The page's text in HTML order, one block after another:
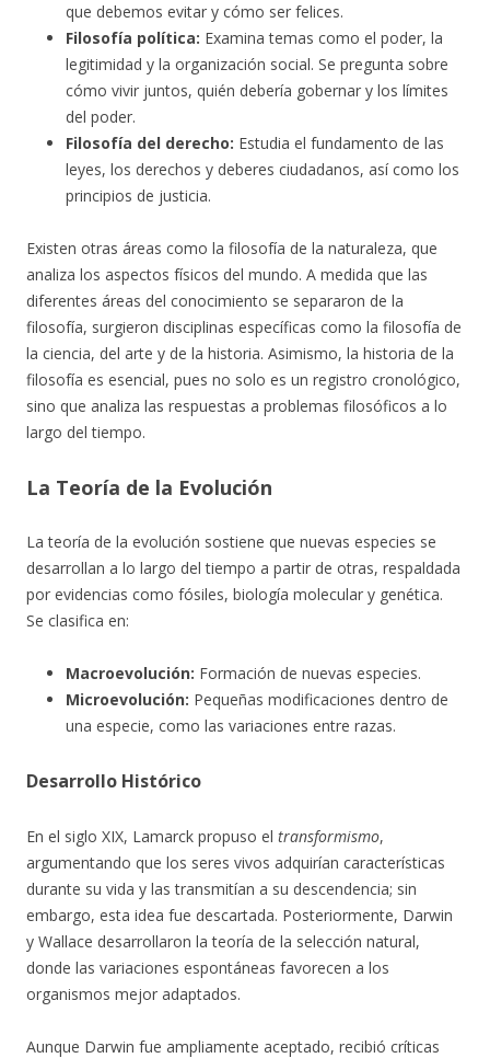
que debemos evitar y cómo ser felices.
Filosofía política: Examina temas como el poder, la
legitimidad y la organización social. Se pregunta sobre
cómo vivir juntos, quién debería gobernar y los límites
del poder.
Filosofía del derecho: Estudia el fundamento de las
leyes, los derechos y deberes ciudadanos, así como los
principios de justicia.
Existen otras áreas como la filosofía de la naturaleza, que
analiza los aspectos físicos del mundo. A medida que las
diferentes áreas del conocimiento se separaron de la
filosofía, surgieron disciplinas específicas como la filosofía de
la ciencia, del arte y de la historia. Asimismo, la historia de la
filosofía es esencial, pues no solo es un registro cronológico,
sino que analiza las respuestas a problemas filosóficos a lo
largo del tiempo.
La Teoría de la Evolución
La teoría de la evolución sostiene que nuevas especies se
desarrollan a lo largo del tiempo a partir de otras, respaldada
por evidencias como fósiles, biología molecular y genética.
Se clasifica en:
Macroevolución: Formación de nuevas especies.
Microevolución: Pequeñas modificaciones dentro de
una especie, como las variaciones entre razas.
Desarrollo Histórico
En el siglo XIX, Lamarck propuso el transformismo,
argumentando que los seres vivos adquirían características
durante su vida y las transmitían a su descendencia; sin
embargo, esta idea fue descartada. Posteriormente, Darwin
y Wallace desarrollaron la teoría de la selección natural,
donde las variaciones espontáneas favorecen a los
organismos mejor adaptados.
Aunque Darwin fue ampliamente aceptado, recibió críticas